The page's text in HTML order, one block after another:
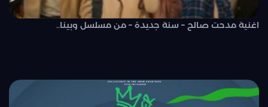
اغنية مدحت صالح – سنة جديدة – من مسلسل وبينا..